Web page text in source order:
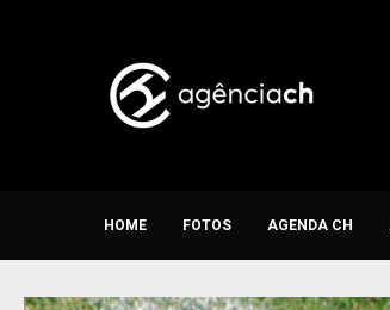
HOME FOTOS AGENDA CH